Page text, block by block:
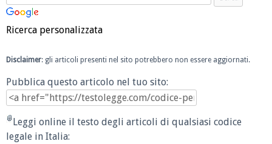
Ricerca personalizzata
Disclaimer: gli articoli presenti nel sito potrebbero non essere aggiornati.
Pubblica questo articolo nel tuo sito:
Leggi online il testo degli articoli di qualsiasi codice
legale in Italia: